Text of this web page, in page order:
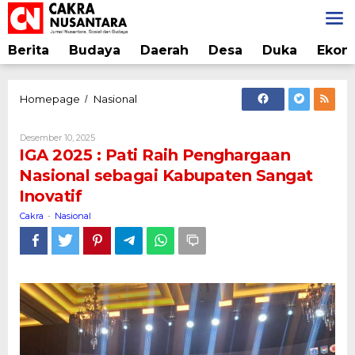
Lewati
ke
konten
Berita Budaya Daerah Desa Duka
Homepage / Nasional
Pati
Raih
Penghargaan
Kabupaten
Sangat
Inovatif
Desember 10, 2025Oleh
Cakra
IGA 2025 : Pati Raih Penghargaan
Nasional sebagai Kabupaten Sangat
Inovatif
Cakra - Nasional